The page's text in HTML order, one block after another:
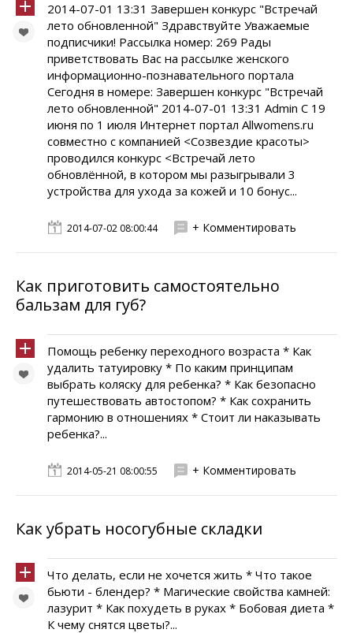
2014-07-01 13:31 Завершен конкурс "Встречай
лето обновленной" Здравствуйте Уважаемые
подписчики! Рассылка номер: 269 Рады
приветствовать Вас на рассылке женского
информационно-познавательного портала
Сегодня в номере: Завершен конкурс "Встречай
лето обновленной" 2014-07-01 13:31 Admin C 19
июня по 1 июля Интернет портал Allwomens.ru
совместно с компанией <Созвездие красоты>
проводился конкурс <Встречай лето
обновлённой, в котором мы разыгрывали 3
устройства для ухода за кожей и 10 бонус...
2014-07-02 08:00:44 + Комментировать
Как приготовить самостоятельно
бальзам для губ?
Помощь ребенку переходного возраста * Как
удалить татуировку * По каким принципам
выбрать коляску для ребенка? * Как безопасно
путешествовать автостопом? * Как сохранить
гармонию в отношениях * Стоит ли наказывать
ребенка?...
2014-05-21 08:00:55 + Комментировать
Как убрать носогубные складки
Что делать, если не хочется жить * Что такое
бьюти - блендер? * Магические свойства камней:
лазурит * Как похудеть в руках * Бобовая диета *
К чему снятся цветы?...